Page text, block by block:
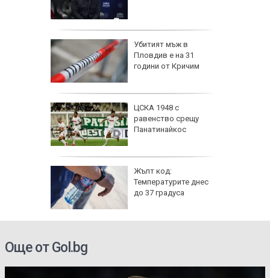
Убитият мъж в
Пловдив е на 31
години от Кричим
ЦСКА 1948 с
равенство срещу
Панатинайкос
Жълт код:
Температурите днес
до 37 градуса
Още от Gol.bg